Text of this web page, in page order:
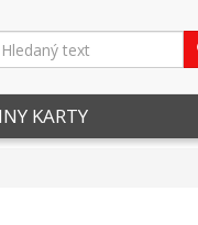
KARTY